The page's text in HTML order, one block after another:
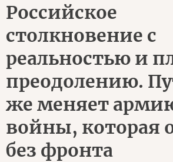
Российское
столкновение с
реальностью и
преодолению.
же меняет
войны, которая
без фронта